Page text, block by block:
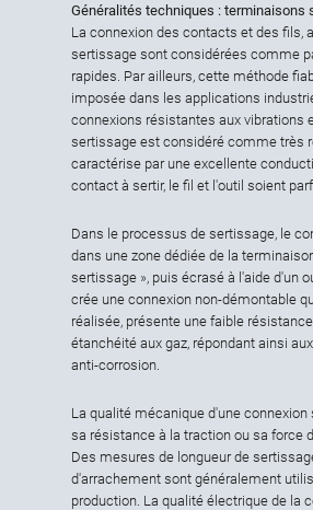
Généralités techniques : terminaisons
La connexion des contacts et des fils,
sertissage sont considérées comme
rapides. Par ailleurs, cette méthode
imposée dans les applications
connexions résistantes aux vibrations
sertissage est considéré comme très
caractérise par une excellente
contact à sertir, le fil et l'outil soient
Dans le processus de sertissage, le
dans une zone dédiée de la
sertissage », puis écrasé à l'aide d'un
crée une connexion non-démontable
réalisée, présente une faible
étanchéité aux gaz, répondant ainsi
anti-corrosion.
La qualité mécanique d'une
sa résistance à la traction ou sa force
Des mesures de longueur de
d'arrachement sont généralement
production. La qualité électrique de la